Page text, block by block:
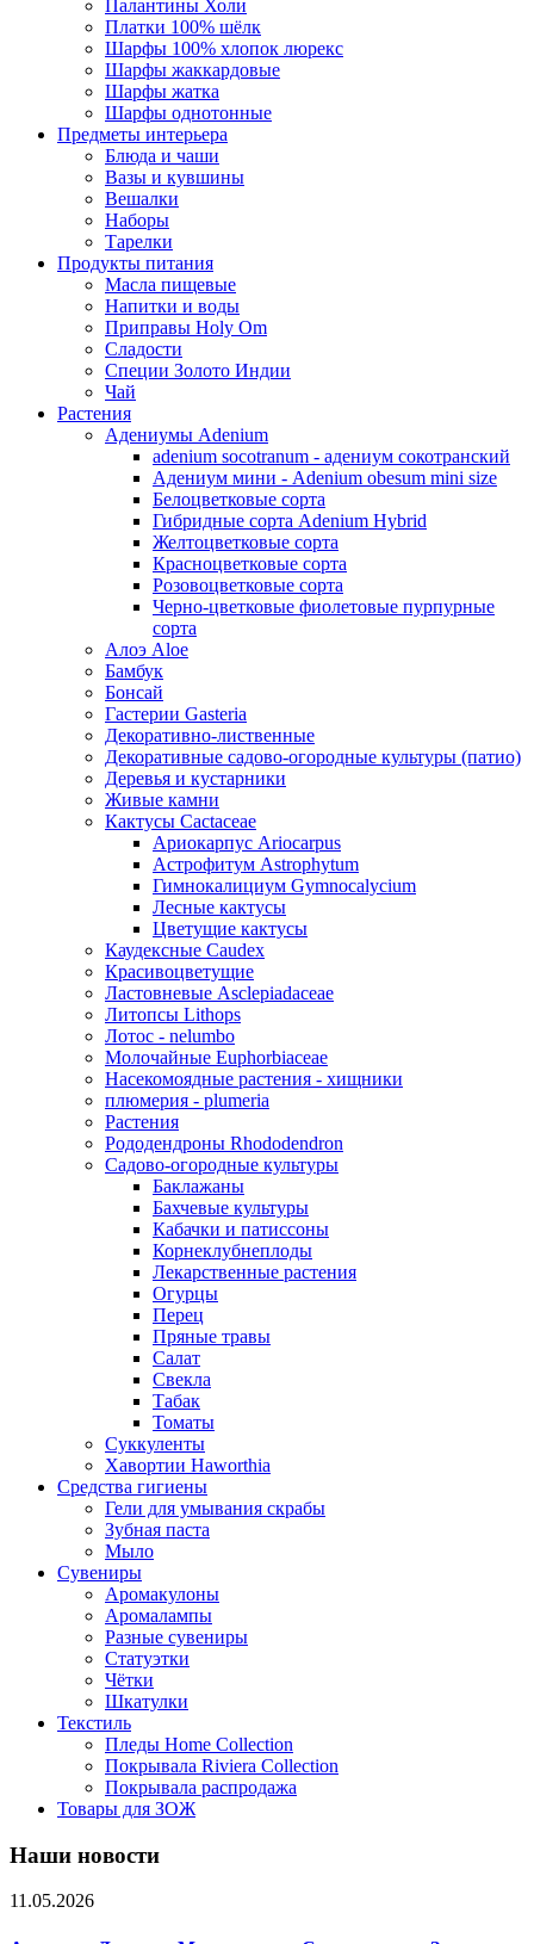
Палантины Холи
Платки 100% шёлк
Шарфы 100% хлопок люрекс
Шарфы жаккардовые
Шарфы жатка
Шарфы однотонные
Предметы интерьера
Блюда и чаши
Вазы и кувшины
Вешалки
Наборы
Тарелки
Продукты питания
Масла пищевые
Напитки и воды
Приправы Holy Om
Сладости
Специи Золото Индии
Чай
Растения
Адениумы Adenium
adenium socotranum - адениум сокотранский
Адениум мини - Adenium obesum mini size
Белоцветковые сорта
Гибридные сорта Adenium Hybrid
Желтоцветковые сорта
Красноцветковые сорта
Розовоцветковые сорта
Черно-цветковые фиолетовые пурпурные
сорта
Алоэ Aloe
Бамбук
Бонсай
Гастерии Gasteria
Декоративно-лиственные
Декоративные садово-огородные культуры (патио)
Деревья и кустарники
Живые камни
Кактусы Cactaceae
Ариокарпус Ariocarpus
Астрофитум Astrophytum
Гимнокалициум Gymnocalycium
Лесные кактусы
Цветущие кактусы
Каудексные Caudex
Красивоцветущие
Ластовневые Asclepiadaceae
Литопсы Lithops
Лотос - nelumbo
Молочайные Euphorbiaceae
Насекомоядные растения - хищники
плюмерия - plumeria
Растения
Рододендроны Rhododendron
Садово-огородные культуры
Баклажаны
Бахчевые культуры
Кабачки и патиссоны
Корнеклубнеплоды
Лекарственные растения
Огурцы
Перец
Пряные травы
Салат
Свекла
Табак
Томаты
Суккуленты
Хавортии Haworthia
Средства гигиены
Гели для умывания скрабы
Зубная паста
Мыло
Сувениры
Аромакулоны
Аромалампы
Разные сувениры
Статуэтки
Чётки
Шкатулки
Текстиль
Пледы Home Collection
Покрывала Riviera Collection
Покрывала распродажа
Товары для ЗОЖ
Наши новости
11.05.2026